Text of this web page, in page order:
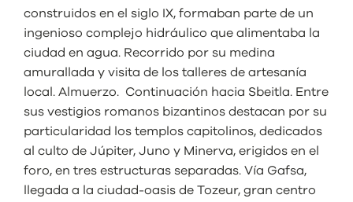
construidos en el siglo IX, formaban parte de un
ingenioso complejo hidráulico que alimentaba la
ciudad en agua. Recorrido por su medina
amurallada y visita de los talleres de artesanía
local. Almuerzo. Continuación hacia Sbeitla. Entre
sus vestigios romanos bizantinos destacan por su
particularidad los templos capitolinos, dedicados
al culto de Júpiter, Juno y Minerva, erigidos en el
foro, en tres estructuras separadas. Vía Gafsa,
llegada a la ciudad-oasis de Tozeur, gran centro